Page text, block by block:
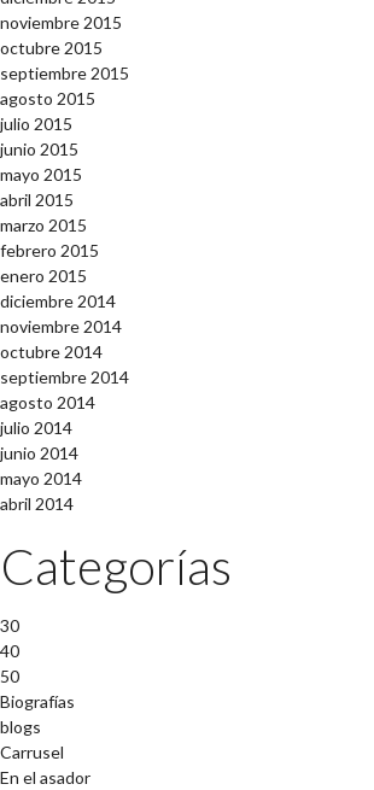
noviembre 2015
octubre 2015
septiembre 2015
agosto 2015
julio 2015
junio 2015
mayo 2015
abril 2015
marzo 2015
febrero 2015
enero 2015
diciembre 2014
noviembre 2014
octubre 2014
septiembre 2014
agosto 2014
julio 2014
junio 2014
mayo 2014
abril 2014
Categorías
30
40
50
Biografías
blogs
Carrusel
En el asador